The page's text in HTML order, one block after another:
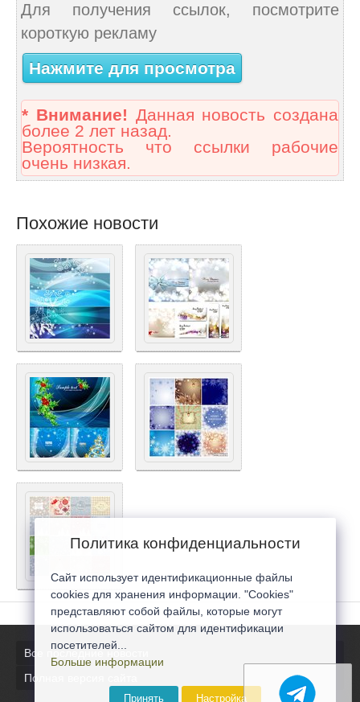
Для получения ссылок, посмотрите
короткую рекламу
Нажмите для просмотра
* Внимание! Данная новость создана
более 2 лет назад.
Вероятность что ссылки рабочие
очень низкая.
Похожие новости
Все последние новости
Полная версия сайта
Политика конфиденциальности
Сайт использует идентификационные файлы
cookies для хранения информации. "Cookies"
представляют собой файлы, которые могут
использоваться сайтом для идентификации
посетителей...
Больше информации
Принять Настройка